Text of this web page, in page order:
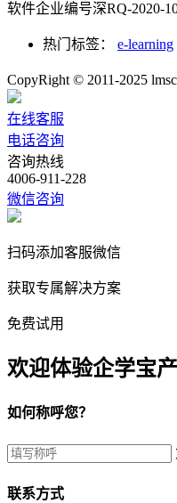
软件企业编号深RQ-2020-
热门标签： e-learning
CopyRight © 2011-2025
在线客服
电话咨询
咨询热线
4006-911-228
微信咨询
扫码添加客服微信
获取专属解决方案
免费试用
欢迎体验企学宝
如何称呼您？
联系方式